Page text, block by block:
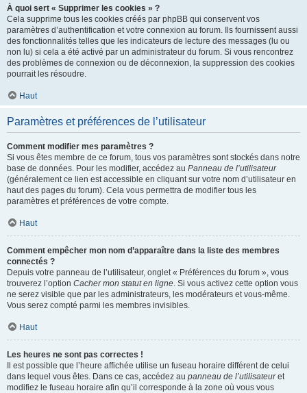
À quoi sert « Supprimer les cookies » ?
Cela supprime tous les cookies créés par phpBB qui conservent vos
paramètres d’authentification et votre connexion au forum. Ils fournissent aussi
des fonctionnalités telles que les indicateurs de lecture des messages (lu ou
non lu) si cela a été activé par un administrateur du forum. Si vous rencontrez
des problèmes de connexion ou de déconnexion, la suppression des cookies
pourrait les résoudre.
Haut
Paramètres et préférences de l’utilisateur
Comment modifier mes paramètres ?
Si vous êtes membre de ce forum, tous vos paramètres sont stockés dans notre
base de données. Pour les modifier, accédez au Panneau de l’utilisateur
(généralement ce lien est accessible en cliquant sur votre nom d’utilisateur en
haut des pages du forum). Cela vous permettra de modifier tous les
paramètres et préférences de votre compte.
Haut
Comment empêcher mon nom d’apparaître dans la liste des membres
connectés ?
Depuis votre panneau de l’utilisateur, onglet « Préférences du forum », vous
trouverez l’option Cacher mon statut en ligne. Si vous activez cette option vous
ne serez visible que par les administrateurs, les modérateurs et vous-même.
Vous serez compté parmi les membres invisibles.
Haut
Les heures ne sont pas correctes !
Il est possible que l’heure affichée utilise un fuseau horaire différent de celui
dans lequel vous êtes. Dans ce cas, accédez au panneau de l’utilisateuret
modifiez le fuseau horaire afin qu’il corresponde à la zone où vous vous